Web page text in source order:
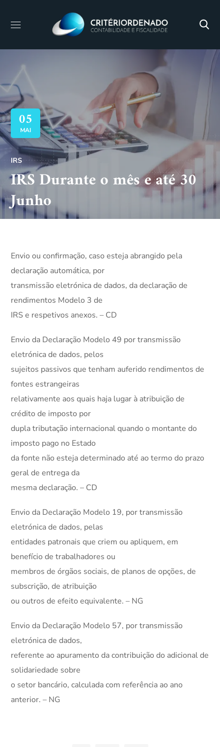
05
MAI
IRS
IRS Durante o mês e até 30
Junho
Envio ou confirmação, caso esteja abrangido pela
declaração automática, por
transmissão eletrónica de dados, da declaração de
rendimentos Modelo 3 de
IRS e respetivos anexos. – CD
Envio da Declaração Modelo 49 por transmissão
eletrónica de dados, pelos
sujeitos passivos que tenham auferido rendimentos de
fontes estrangeiras
relativamente aos quais haja lugar à atribuição de
crédito de imposto por
dupla tributação internacional quando o montante do
imposto pago no Estado
da fonte não esteja determinado até ao termo do prazo
geral de entrega da
mesma declaração. – CD
Envio da Declaração Modelo 19, por transmissão
eletrónica de dados, pelas
entidades patronais que criem ou apliquem, em
benefício de trabalhadores ou
membros de órgãos sociais, de planos de opções, de
subscrição, de atribuição
ou outros de efeito equivalente. – NG
Envio da Declaração Modelo 57, por transmissão
eletrónica de dados,
referente ao apuramento da contribuição do adicional de
solidariedade sobre
o setor bancário, calculada com referência ao ano
anterior. – NG